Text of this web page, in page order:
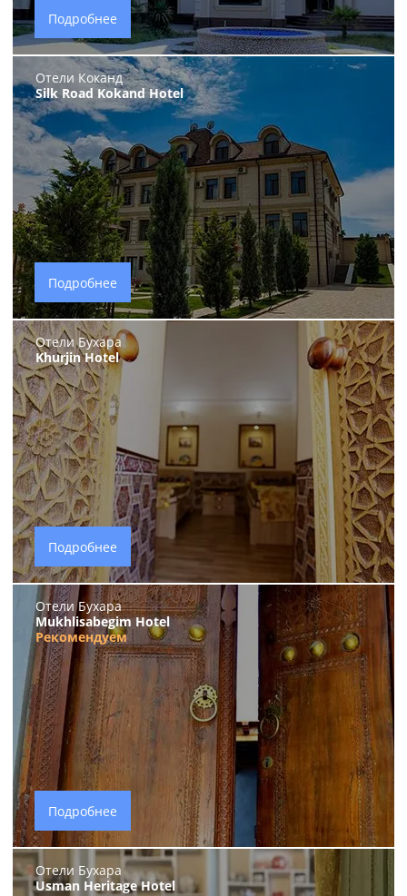
Подробнее
Отели Коканд
Silk Road Kokand Hotel
Подробнее
Отели Бухара
Khurjin Hotel
Подробнее
Отели Бухара
Mukhlisabegim Hotel
Рекомендуем
Подробнее
Отели Бухара
Usman Heritage Hotel